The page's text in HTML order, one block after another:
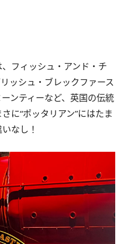
フィッシュ・アンド・チ
ッシュ・ブレックファース
ンティーなど、英国の伝統
に“ポッタリアン”にはたま
なし！